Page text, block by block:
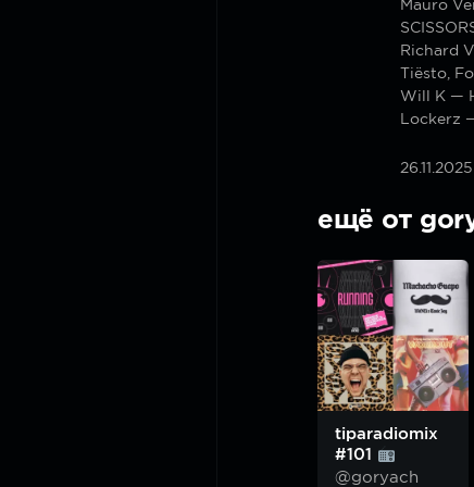
Mauro
Richard
Tiësto,
Will K —
Lockerz
26.11.2025
ещё от
tiparadiomix
#101
@goryach